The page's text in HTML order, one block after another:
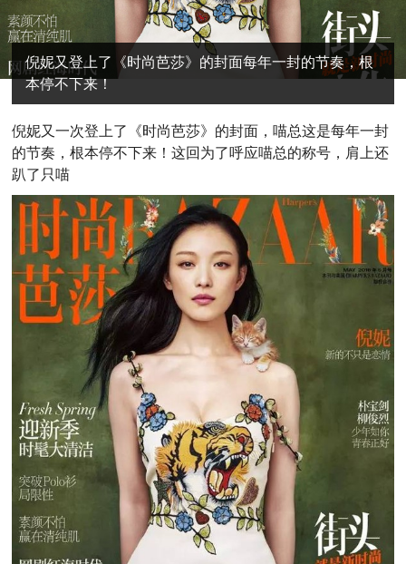
倪妮又登上了《时尚芭莎》的封面每年一封的节奏，根
本停不下来！
倪妮又一次登上了《时尚芭莎》的封面，喵总这是每年一封
的节奏，根本停不下来！这回为了呼应喵总的称号，肩上还
趴了只喵